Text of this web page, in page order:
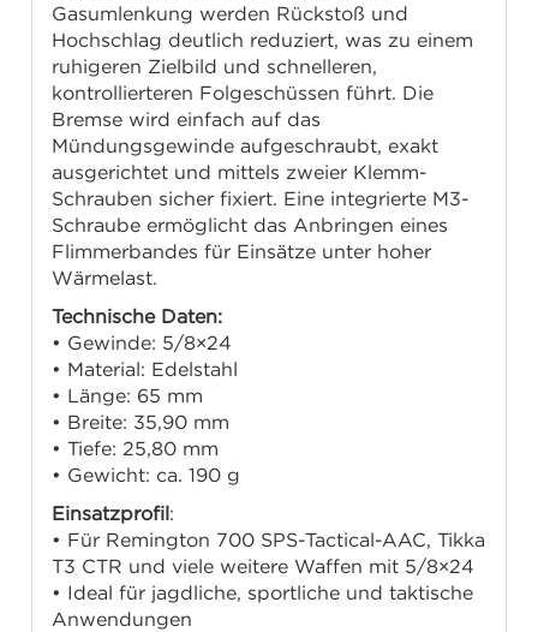
Gasumlenkung werden Rückstoß und
Hochschlag deutlich reduziert, was zu einem
ruhigeren Zielbild und schnelleren,
kontrollierteren Folgeschüssen führt. Die
Bremse wird einfach auf das
Mündungsgewinde aufgeschraubt, exakt
ausgerichtet und mittels zweier Klemm-
Schrauben sicher fixiert. Eine integrierte M3-
Schraube ermöglicht das Anbringen eines
Flimmerbandes für Einsätze unter hoher
Wärmelast.
Technische Daten:
• Gewinde: 5/8×24
• Material: Edelstahl
• Länge: 65 mm
• Breite: 35,90 mm
• Tiefe: 25,80 mm
• Gewicht: ca. 190 g
Einsatzprofil:
• Für Remington 700 SPS-Tactical-AAC, Tikka
T3 CTR und viele weitere Waffen mit 5/8×24
• Ideal für jagdliche, sportliche und taktische
Anwendungen